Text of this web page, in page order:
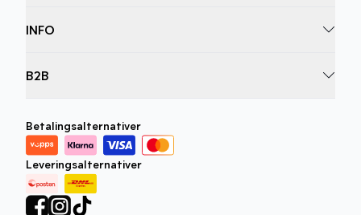
INFO
B2B
Betalingsalternativer
Leveringsalternativer